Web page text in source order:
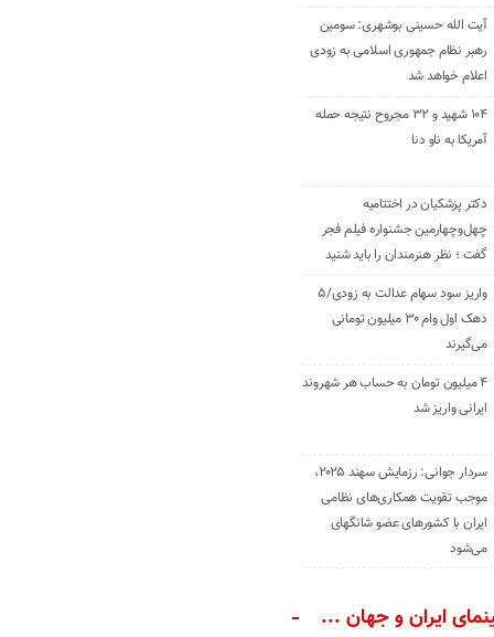
آیت الله حسینی بوشهری: سومین
رهبر نظام جمهوری اسلامی به زودی
اعلام خواهد شد
۱۰۴ شهید و ۳۲ مجروح نتیجه حمله
آمریکا به ناو دنا
دکتر پزشکیان در اختتامیه
چهل‌وچهارمین جشنواره فیلم فجر
گفت ؛ نظر هنرمندان را باید شنید
واریز سود سهام عدالت به زودی/۵
دهک اول وام ۳۰ میلیون تومانی
می‌گیرند
۴ میلیون تومان به حساب هر شهروند
ایرانی واریز شد
سردار جوانی: رزمایش سهند ۲۰۲۵،
موجب تقویت همکاری‌های نظامی
ایران با کشور‌های عضو شانگهای
می‌شود
ایران و جهان ...